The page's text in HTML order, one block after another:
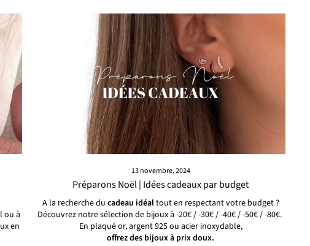
ou à
en
13 novembre, 2024
Préparons Noël | Idées cadeaux par budget
A la recherche du cadeau idéaltout en respectant votre budget ?
Découvrez notre sélection de bijoux à -20€ / -30€ / -40€ / -50€ / -80€.
En plaqué or, argent 925 ou acier inoxydable,
offrez des bijoux à prix doux.